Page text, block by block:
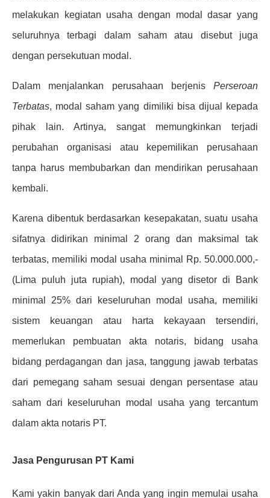
melakukan kegiatan usaha dengan modal dasar yang
seluruhnya terbagi dalam saham atau disebut juga
dengan persekutuan modal.
Dalam menjalankan perusahaan berjenis Perseroan
Terbatas, modal saham yang dimiliki bisa dijual kepada
pihak lain. Artinya, sangat memungkinkan terjadi
perubahan organisasi atau kepemilikan perusahaan
tanpa harus membubarkan dan mendirikan perusahaan
kembali.
Karena dibentuk berdasarkan kesepakatan, suatu usaha
sifatnya didirikan minimal 2 orang dan maksimal tak
terbatas, memiliki modal usaha minimal Rp. 50.000.000,-
(Lima puluh juta rupiah), modal yang disetor di Bank
minimal 25% dari keseluruhan modal usaha, memiliki
sistem keuangan atau harta kekayaan tersendiri,
memerlukan pembuatan akta notaris, bidang usaha
bidang perdagangan dan jasa, tanggung jawab terbatas
dari pemegang saham sesuai dengan persentase atau
saham dari keseluruhan modal usaha yang tercantum
dalam akta notaris PT.
Jasa Pengurusan PT Kami
Kami yakin banyak dari Anda yang ingin memulai usaha